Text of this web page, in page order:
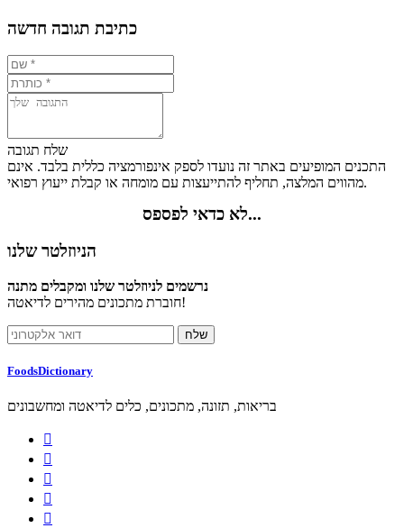
כתיבת תגובה חדשה
שלח תגובה
התכנים המופיעים באתר זה נועדו לספק אינפורמציה כללית בלבד. אינם
מהווים המלצה, תחליף להתייעצות עם מומחה או קבלת ייעוץ רפואי.
לא כדאי לפספס...
הניוזלטר שלנו
נרשמים לניוזלטר שלנו ומקבלים מתנה
חוברת מתכונים מהירים לדיאטה!
FoodsDictionary
בריאות, תזונה, מתכונים, כלים לדיאטה ומחשבונים




